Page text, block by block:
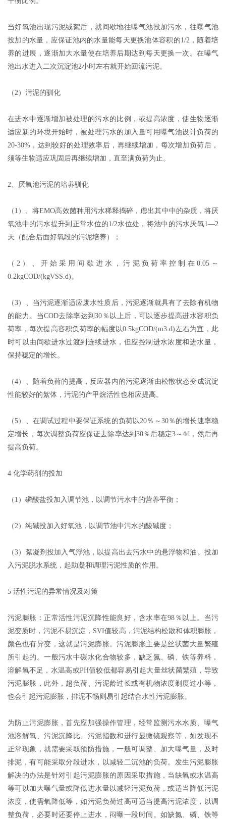
当好氧池出现污泥绒絮后，就间歇地往曝气池投加污水，往曝气池
投加的水量，应保证池内的水量能每天更换池体容积的1/2，随着培
养的进展，逐渐加大水量使在培养后期达到每天更换一次。在曝气
池出水进入二次沉淀池2小时左右就开始回流污泥。
（2）污泥的驯化
在进水中逐渐增加被处理的污水的比例，或提高浓度，使生物逐渐
适应新的环境开始时，被处理污水的加入量可用曝气池设计负荷的
20-30%，达到较好的处理效率后，再继续增加，每次增加负荷后，
须等生物适应巩固后再继续增加，直至满负荷为止。
2、厌氧池污泥的培养驯化
（1）、将EMO高效菌种用污水稀释捣碎，虑出其中中的杂质，将厌
氧池中的污水提升到正常水位的1/2水位处，将池中的污水厌氧1—2
天（配合后面好氧段的污泥培养）；
（2）、开始采用间歇进水，污泥负荷率控制在0.05～
0.2kgCOD/(kgVSS.d)。
（3）、当污泥逐渐适应废水性质后，污泥逐渐就具有了去除有机物
的能力。当COD去除率达到30％以上后，可以逐步提高进水容积负
荷率，每次提高容积负荷率的幅度以0.5kgCOD/(m3.d)左右为宜，此
时可以由间歇进水过渡到连续进水，但应控制进水浓度和进水量，
保持稳定的增长。
（4）、随着负荷的提高，反应器内的污泥逐渐由松散状态变成沉淀
性能较好的絮体，污泥的产甲烷活性也相应提高。
（5）、在调试过程中要保证系统的负荷以20％～30％的增长速率稳
定增长，每次调整负荷应保证去除率达到30％后稳定3～4d，然后再
提高负荷。
4 化学药剂的投加
（1）磷酸盐投加入调节池，以调节污水中的营养平衡；
（2）纯碱投加入好氧池，以调节池中污水的酸碱度；
（3）絮凝剂投加入气浮池，以提高出去污水中的悬浮物和油。投加
入污泥脱水系统，起助凝和调理污泥性质的作用。
5 活性污泥的异常情况及对策
污泥膨胀：正常活性污泥沉降性能良好，含水率在98％以上。当污
泥变质时，污泥不易沉淀，SVI值较高，污泥结构松散和体积膨胀，
颜色也有异变，这就是污泥膨胀。污泥膨胀主要是丝状菌大量繁殖
所引起的。一般污水中碳水化合物较多，缺乏氮、磷、铁等养料，
溶解氧不足，水温高或PH值较低都容易引起大量丝状菌繁殖，导致
污泥膨胀，此外，超负荷、污泥龄过长或有机物浓度剃度过小等，
也会引起污泥膨胀，排泥不畅则易引起结合水性污泥膨胀。
为防止污泥膨胀，首先应加强操作管理，经常监测污水水质、曝气
池溶解氧、污泥沉降比、污泥指数和进行显微镜观察等，如发现不
正常现象，就需要采取预防措施，一般可调整、加大曝气量，及时
排泥，有可能采取分段进水，以减轻二沉池的负荷。发生污泥膨胀
解决的办法是针对引起污泥膨胀的原因采取措施，当缺氧或水温高
等可以加大曝气量或降低进水量以减轻污泥负荷，或适当降低污泥
浓度，使需氧降低等，如污泥负荷过高可适当提高污泥浓度，以调
整负荷，必要时还要停止进水，闷曝一段时间。如缺氮、磷、铁等